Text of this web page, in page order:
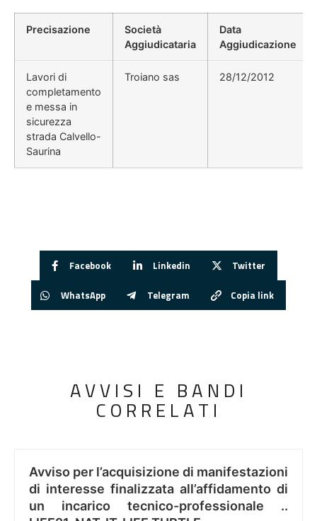
Precisazione
Società
Aggiudicataria
Data
Aggiudicazione
Lavori di
completamento
e messa in
sicurezza
strada Calvello-
Saurina
Troiano sas 28/12/2012
Facebook Linkedin Twitter
WhatsApp Telegram Copia link
AVVISI E BANDI
CORRELATI
Avviso per l’acquisizione di manifestazioni
di interesse finalizzata all’affidamento di
un incarico tecnico-professionale ..